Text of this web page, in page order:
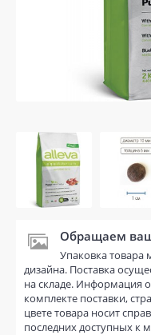
Обращаем
Упаковка товара
дизайна. Поставка
на складе. Информация
комплекте поставки,
цвете товара носит
последних доступных к